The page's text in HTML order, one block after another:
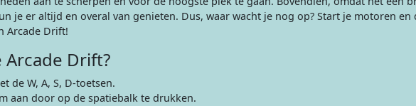
je er altijd en overal van genieten. Dus, waar wacht je nog op? Start je motoren en
Arcade Drift!
Arcade Drift?
de W, A, S, D-toetsen.
aan door op de spatiebalk te drukken.